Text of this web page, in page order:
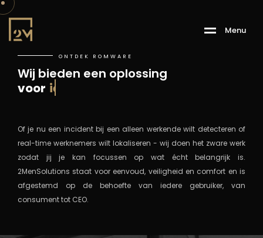
Menu
ONTDEK ROMWARE
Wij bieden een oplossing
voor iedere sector
Of je nu een incident bij een alleen werkende wilt detecteren of
real-time werknemers wilt lokaliseren - wij doen het zware werk
zodat jij je kan focussen op wat écht belangrijk is.
2MenSolutions staat voor eenvoud, veiligheid en comfort en is
afgestemd op de behoefte van iedere gebruiker, van
consument tot CEO.